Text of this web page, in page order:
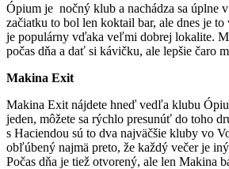
Ópium je nočný klub a nachádza sa úplne v
začiatku to bol len koktail bar, ale dnes je
je populárny vďaka veľmi dobrej lokalite.
počas dňa a dať si kávičku, ale lepšie čaro
Makina Exit
Makina Exit nájdete hneď vedľa klubu
jeden, môžete sa rýchlo presunúť do toho
s Haciendou sú to dva najväčšie kluby vo
obľúbený najmä preto, že každý večer je
Počas dňa je tiež otvorený, ale len Makina